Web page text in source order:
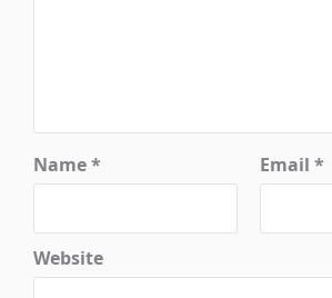
Name* Email *
Website